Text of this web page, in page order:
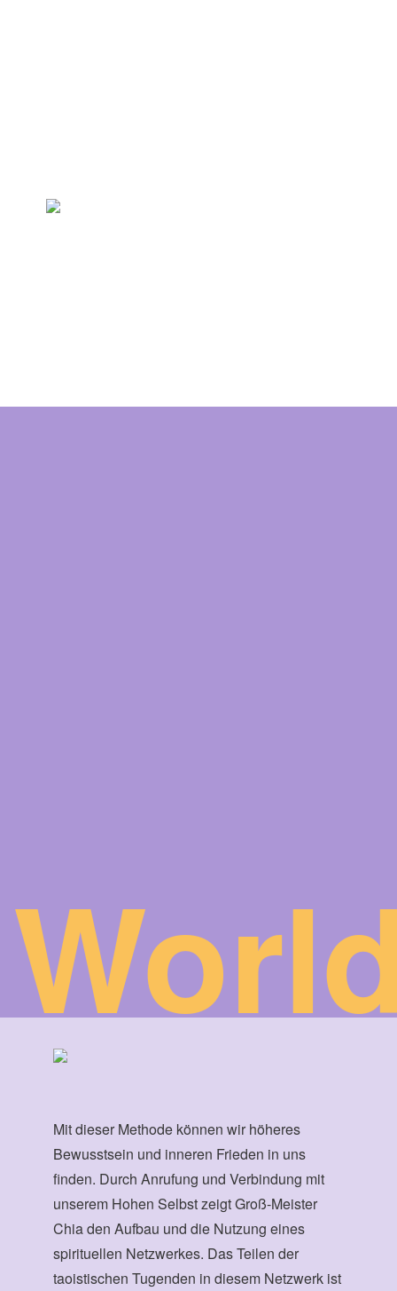
Mit dieser Methode können wir höheres
Bewusstsein und inneren Frieden in uns
finden. Durch Anrufung und Verbindung mit
unserem Hohen Selbst zeigt Groß-Meister
Chia den Aufbau und die Nutzung eines
spirituellen Netzwerkes. Das Teilen der
taoistischen Tugenden in diesem Netzwerk ist